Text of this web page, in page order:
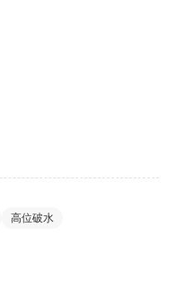
高位破水